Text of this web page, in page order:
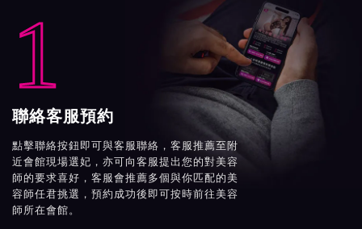
1
聯絡客服預約
點擊聯絡按鈕即可與客服聯絡，客服推薦至附
近會館現場選妃，亦可向客服提出您的對美容
師的要求喜好，客服會推薦多個與你匹配的美
容師任君挑選，預約成功後即可按時前往美容
師所在會館。